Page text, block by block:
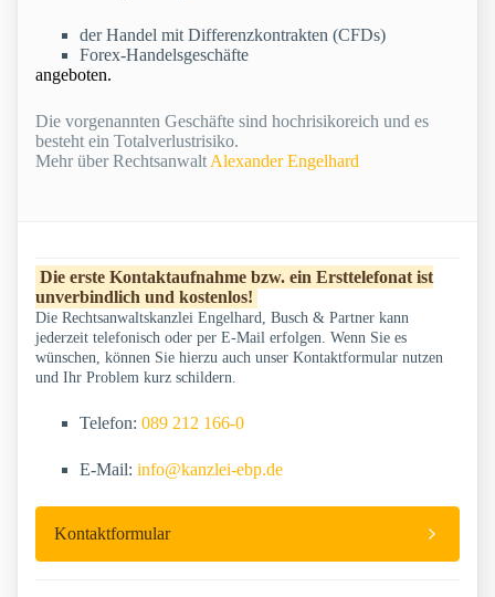
der Handel mit Differenzkontrakten (CFDs)
Forex-Handelsgeschäfte
angeboten.
Die vorgenannten Geschäfte sind hochrisikoreich und es
besteht ein Totalverlustrisiko.
Mehr über Rechtsanwalt Alexander Engelhard
Die erste Kontaktaufnahme bzw. ein Ersttelefonat ist
unverbindlich und kostenlos!
Die Rechtsanwaltskanzlei Engelhard, Busch & Partner kann
jederzeit telefonisch oder per E-Mail erfolgen. Wenn Sie es
wünschen, können Sie hierzu auch unser Kontaktformular nutzen
und Ihr Problem kurz schildern.
Telefon: 089 212 166-0
E-Mail: info@kanzlei-ebp.de
Kontaktformular